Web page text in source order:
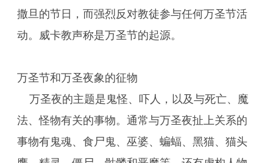
撒旦的节日，而强烈反对教徒参与任何万圣节活
动。威卡教声称是万圣节的起源。
万圣节和万圣夜象的征物
万圣夜的主题是鬼怪、吓人，以及与死亡、魔
法、怪物有关的事物。通常与万圣夜扯上关系的
事物有鬼魂、食尸鬼、巫婆、蝙蝠、黑猫、猫头